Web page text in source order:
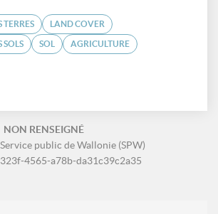
LAND COVER
SOLS SOL AGRICULTURE
NON RENSEIGNÉ
Service public de Wallonie (SPW)
4565-a78b-da31c39c2a35